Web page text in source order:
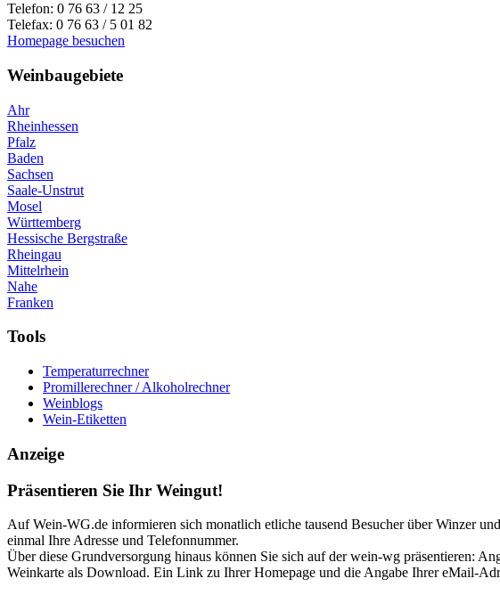
Telefon: 0 76 63 / 12 25
Telefax: 0 76 63 / 5 01 82
Homepage besuchen
Weinbaugebiete
Ahr
Rheinhessen
Pfalz
Baden
Sachsen
Saale-Unstrut
Mosel
Württemberg
Hessische Bergstraße
Rheingau
Mittelrhein
Nahe
Franken
Tools
Temperaturrechner
Promillerechner / Alkoholrechner
Weinblogs
Wein-Etiketten
Anzeige
Präsentieren Sie Ihr Weingut!
Auf Wein-WG.de informieren sich monatlich etliche tausend Besucher über Winzer
einmal Ihre Adresse und Telefonnummer.
Über diese Grundversorgung hinaus können Sie sich auf der wein-wg präsentieren:
Weinkarte als Download. Ein Link zu Ihrer Homepage und die Angabe Ihrer eMail-